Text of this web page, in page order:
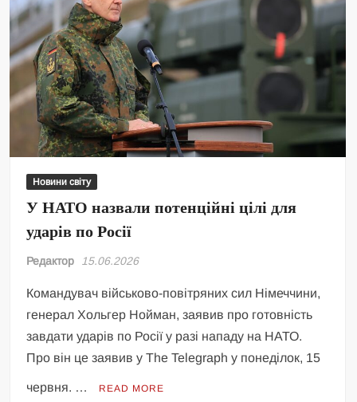
Новини світу
У НАТО назвали потенційні цілі для
ударів по Росії
Редактор 15.06.2026
Командувач військово-повітряних сил Німеччини,
генерал Хольгер Нойман, заявив про готовність
завдати ударів по Росії у разі нападу на НАТО.
Про він це заявив у The Telegraph у понеділок, 15
червня. … READ MORE